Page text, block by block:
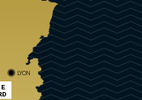
LYON